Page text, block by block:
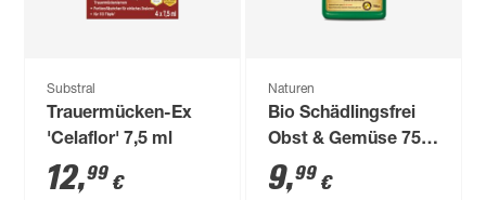
Substral
Trauermücken-Ex
'Celaflor' 7,5 ml
12,99 €
Naturen
Bio Schädlingsfrei
Obst & Gemüse 750
ml
9,99 €